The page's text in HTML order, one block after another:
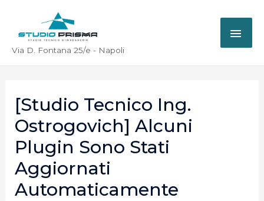
Via D. Fontana 25/e - Napoli
[Studio Tecnico Ing.
Ostrogovich] Alcuni
Plugin Sono Stati
Aggiornati
Automaticamente